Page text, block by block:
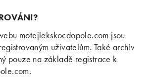
motejlekskocdopole.com jsou
uživatelům. Také archív
pouze na základě registrace k